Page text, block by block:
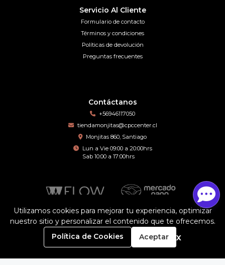
Servicio Al Cliente
Formulario de contacto
Términos y condiciones
Políticas de devolución
Preguntas frecuentes
Contáctanos
+56946117050
tiendamonjitas@cpccenter.cl
Monjitas 860, Santiago
Lun a Vie 09:00 a 20:00hrs
Sab 10:00 a 17:00hrs
Motomo © 2026
¿Te gusta mi tienda? Yo vendo conBsale
0
Utilizamos cookies para mejorar tu experiencia, optimizar
nuestro sitio y personalizar el contenido que te ofrecemos.
Política de Cookies
Aceptar x